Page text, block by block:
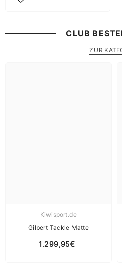
CLUB
ZUR
Kiwisport.de
Gilbert Tackle Matte
1.299,95€